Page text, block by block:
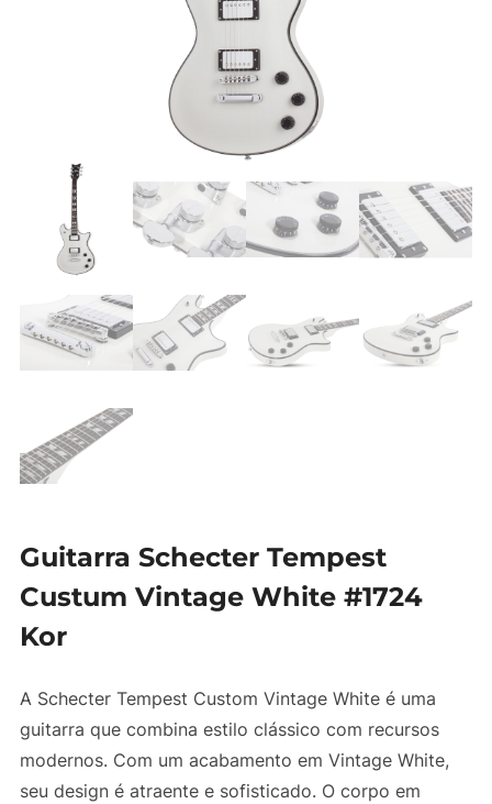
Guitarra Schecter Tempest
Custum Vintage White #1724
Kor
A Schecter Tempest Custom Vintage White é uma
guitarra que combina estilo clássico com recursos
modernos. Com um acabamento em Vintage White,
seu design é atraente e sofisticado. O corpo em